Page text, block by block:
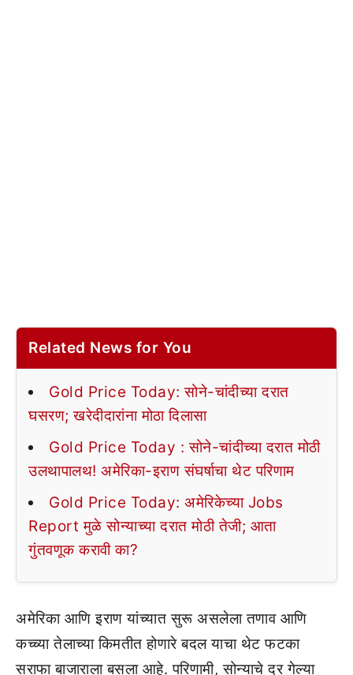
Related News for You
Gold Price Today: सोने-चांदीच्या दरात
घसरण; खरेदीदारांना मोठा दिलासा
Gold Price Today : सोने-चांदीच्या दरात मोठी
उलथापालथ! अमेरिका-इराण संघर्षाचा थेट परिणाम
Gold Price Today: अमेरिकेच्या Jobs
Report मुळे सोन्याच्या दरात मोठी तेजी; आता
गुंतवणूक करावी का?
अमेरिका आणि इराण यांच्यात सुरू असलेला तणाव आणि
कच्च्या तेलाच्या किमतीत होणारे बदल याचा थेट फटका
सराफा बाजाराला बसला आहे. परिणामी, सोन्याचे दर गेल्या